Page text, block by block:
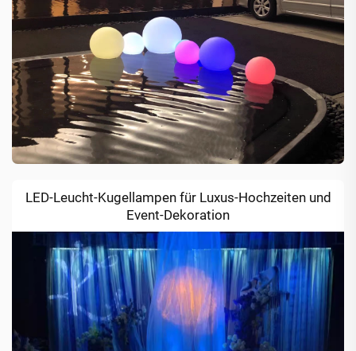
LED-Leucht-Kugellampen für Luxus-Hochzeiten und
Event-Dekoration